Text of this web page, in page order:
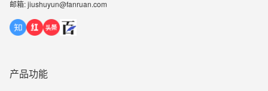
邮箱: jiushuyun@fanruan.com
产品功能